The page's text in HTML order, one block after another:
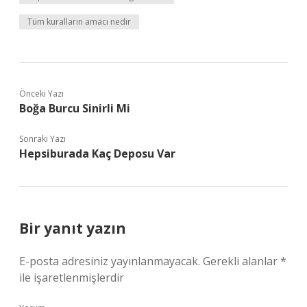
Tüm kuralların amacı nedir
Önceki Yazı
Boğa Burcu Sinirli Mi
Sonraki Yazı
Hepsiburada Kaç Deposu Var
Bir yanıt yazın
E-posta adresiniz yayınlanmayacak. Gerekli alanlar*
ile işaretlenmişlerdir